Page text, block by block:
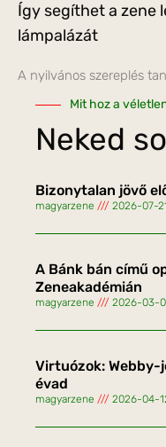
Így segíthet a zene
lámpalázát
A nyilvános szereplés
Mit hoz a
Neked
Bizonytalan jövő
magyarzene 2026-07-
A Bánk bán című
Zeneakadémián
magyarzene 2026-03-
Virtuózok:
évad
magyarzene 2026-04-